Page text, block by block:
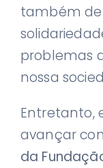
também
problemas
nossa
Entretanto,
avançar
da